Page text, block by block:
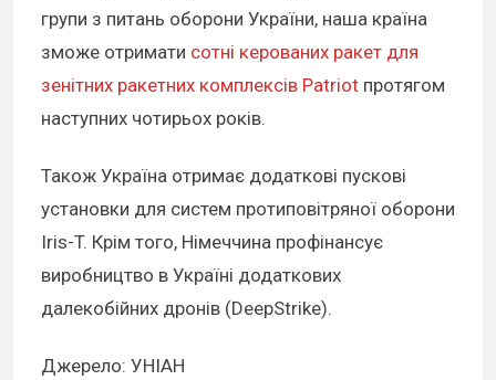
групи з питань оборони України, наша країна
зможе отримати сотні керованих ракет для
зенітних ракетних комплексів Patriot протягом
наступних чотирьох років.
Також Україна отримає додаткові пускові
установки для систем протиповітряної оборони
Iris-T. Крім того, Німеччина профінансує
виробництво в Україні додаткових
далекобійних дронів (DeepStrike).
Джерело: УНІАН